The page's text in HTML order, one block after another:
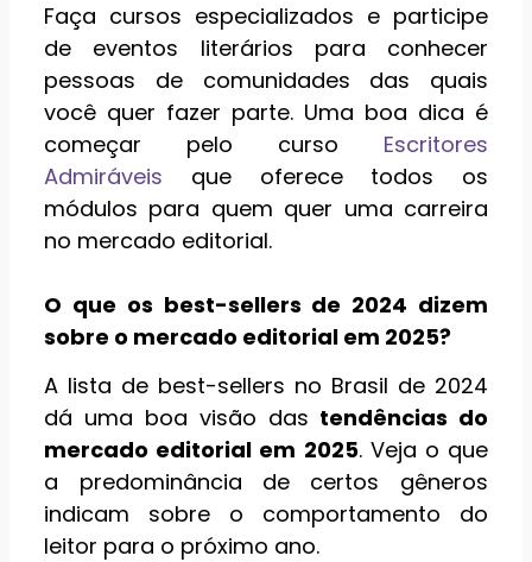
Faça cursos especializados e participe
de eventos literários para conhecer
pessoas de comunidades das quais
você quer fazer parte. Uma boa dica é
começar pelo curso Escritores
Admiráveis que oferece todos os
módulos para quem quer uma carreira
no mercado editorial.
O que os best-sellers de 2024 dizem
sobre o mercado editorial em 2025?
A lista de best-sellers no Brasil de 2024
dá uma boa visão das tendências do
mercado editorial em 2025. Veja o que
a predominância de certos gêneros
indicam sobre o comportamento do
leitor para o próximo ano.